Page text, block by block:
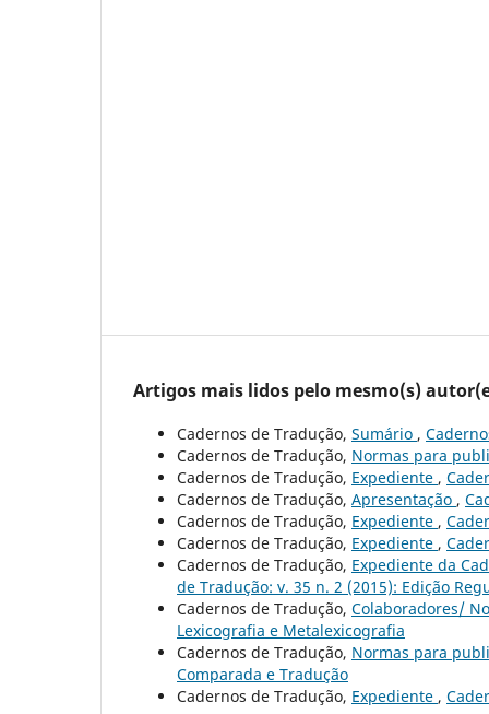
Artigos mais lidos pelo mesmo(s)
Cadernos de Tradução, Sumário ,
Cadernos de Tradução, Normas para
Cadernos de Tradução, Expediente ,
Cadernos de Tradução, Apresentação ,
Cadernos de Tradução, Expediente ,
Cadernos de Tradução, Expediente ,
Cadernos de Tradução, Expediente da
de Tradução: v. 35 n. 2 (2015): Edição
Cadernos de Tradução, Colaboradores/
Lexicografia e Metalexicografia
Cadernos de Tradução, Normas para
Comparada e Tradução
Cadernos de Tradução, Expediente ,